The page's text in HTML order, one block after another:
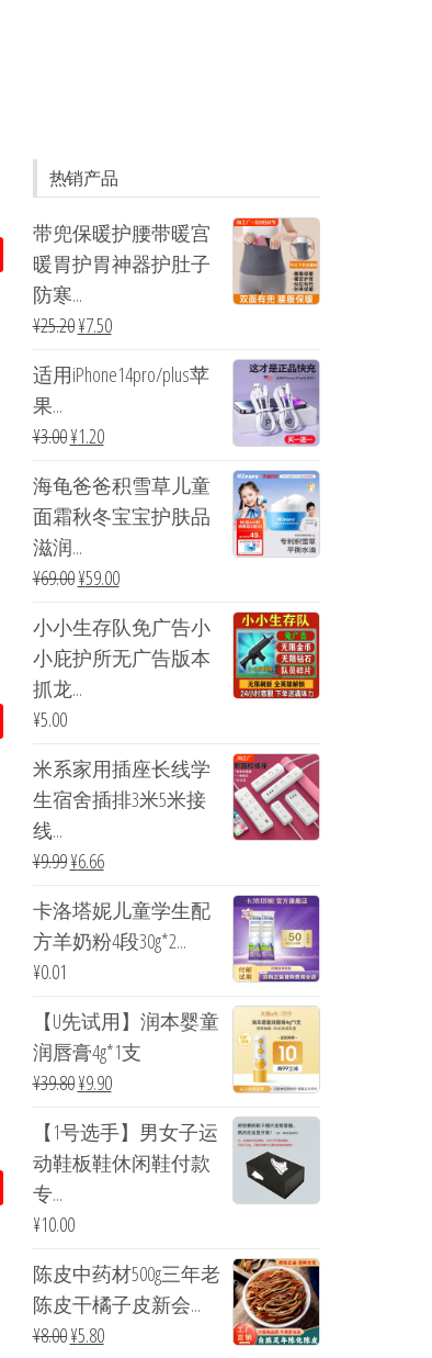
热销产品
带兜保暖护腰带暖宫
暖胃护胃神器护肚子
防寒...
¥25.20¥7.50
适用iPhone14pro/plus苹
果...
¥3.00¥1.20
海龟爸爸积雪草儿童
面霜秋冬宝宝护肤品
滋润...
¥69.00¥59.00
小小生存队免广告小
小庇护所无广告版本
抓龙...
¥5.00
米系家用插座长线学
生宿舍插排3米5米接
线...
¥9.99¥6.66
卡洛塔妮儿童学生配
方羊奶粉4段30g*2...
¥0.01
【U先试用】润本婴童
润唇膏4g*1支
¥39.80¥9.90
【1号选手】男女子运
动鞋板鞋休闲鞋付款
专...
¥10.00
陈皮中药材500g三年老
陈皮干橘子皮新会...
¥8.00¥5.80